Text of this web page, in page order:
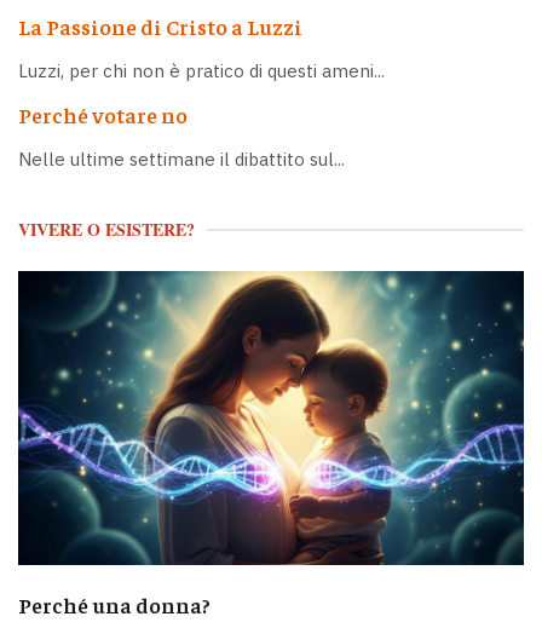
La Passione di Cristo a Luzzi
Luzzi, per chi non è pratico di questi ameni...
Perché votare no
Nelle ultime settimane il dibattito sul...
VIVERE O ESISTERE?
Perché una donna?